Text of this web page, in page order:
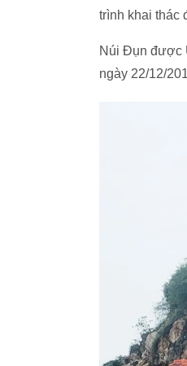
trình khai thác
Núi Đụn được
ngày 22/12/